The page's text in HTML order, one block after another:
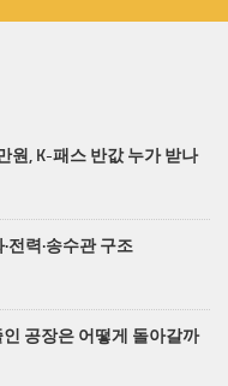
원, K-패스 반값 누가 받나
전력·송수관 구조
공장은 어떻게 돌아갈까